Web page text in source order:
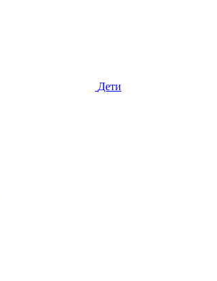
Дети